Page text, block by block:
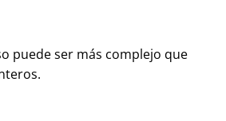
puede ser más complejo que